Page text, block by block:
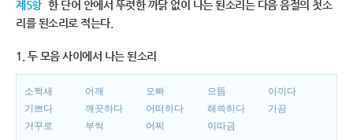
제5항 한 단어 안에서 뚜렷한 까닭 없이 나는 된소리는 다음 음절의 첫소
리를 된소리로 적는다.
1. 두 모음 사이에서 나는 된소리
소쩍새 어깨 오빠 으뜸
아끼다
기쁘다
깨끗하다 어떠하다 해쓱하다
가끔
거꾸로
부썩 어찌 이따금